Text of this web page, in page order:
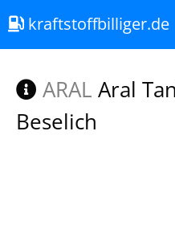
kraftstoffbilliger.de
ARAL Aral
Beselich